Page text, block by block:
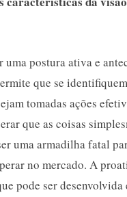
uma postura ativa e
que se identifiquem
tomadas ações
que as coisas
uma armadilha fatal
no mercado. A
pode ser desenvolvida